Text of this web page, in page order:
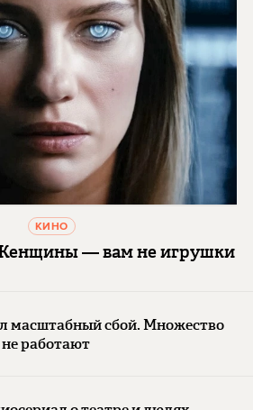
КИНО
— вам не игрушки
масштабный сбой. Множество
работают